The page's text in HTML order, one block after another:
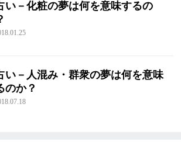
い－化粧の夢は何を意味するの
い－人混み・群衆の夢は何を意味
のか？